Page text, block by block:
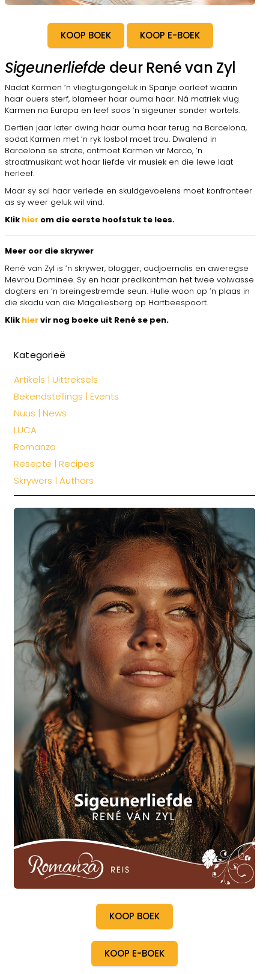
KOOP BOEK KOOP E-BOEK
Sigeunerliefde deur René van Zyl
Nadat Karmen ’n vliegtuigongeluk in Spanje oorleef waarin
haar ouers sterf, blameer haar ouma haar. Ná matriek vlug
Karmen na Europa en leef soos ’n sigeuner sonder wortels.
Dertien jaar later dwing haar ouma haar terug na Barcelona,
sodat Karmen met ’n ryk losbol moet trou. Dwalend in
Barcelona se strate, ontmoet Karmen vir Marco, ’n
straatmusikant wat haar liefde vir musiek en die lewe laat
herleef.
Maar sy sal haar verlede en skuldgevoelens moet konfronteer
as sy weer geluk wil vind.
Klik hier om die eerste hoofstuk te lees.
Meer oor die skrywer
René van Zyl is ’n skrywer, blogger, oudjoernalis en aweregse
Mevrou Dominee. Sy en haar predikantman het twee volwasse
dogters en ’n breingestremde seun. Hulle woon op ’n plaas in
die skadu van die Magaliesberg op Hartbeespoort.
Klik hiervir nog boeke uit René se pen.
Kategorieë
Artikels | Uittreksels
Bekendstellings | Events
Nuus | News
LUCA
Romanza
Resepte | Recipes
Skrywers | Authors
KOOP BOEK
KOOP E-BOEK